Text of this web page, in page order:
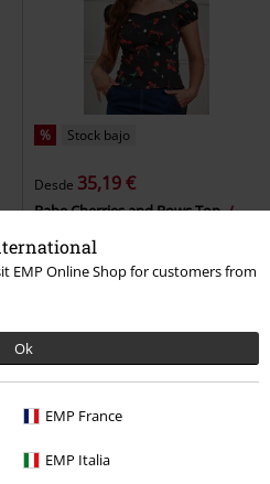
EMP Online Shop for customers from
Ok
EMP France
EMP Italia
% Stock bajo
Desde 35,19 €
Babe Cherries and Bows Top